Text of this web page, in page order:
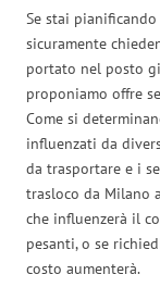
Se stai
sicuramente
portato nel posto
proponiamo offre
Come si
influenzati da
da trasportare e i
trasloco da Milano
che influenzerà il
pesanti, o se
costo aumenterà.